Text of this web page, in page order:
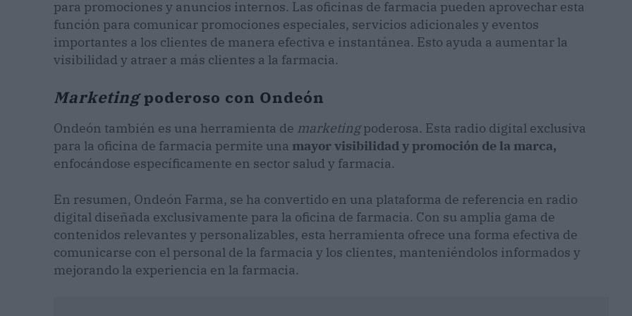
para promociones y anuncios internos. Las oficinas de farmacia pueden aprovechar esta
función para comunicar promociones especiales, servicios adicionales y eventos
importantes a los clientes de manera efectiva e instantánea. Esto ayuda a aumentar la
visibilidad y atraer a más clientes a la farmacia.
Marketingpoderoso con Ondeón
Ondeón también es una herramienta de marketingpoderosa. Esta radio digital exclusiva
para la oficina de farmacia permite una mayor visibilidad y promoción de la marca,
enfocándose específicamente en sector salud y farmacia.
En resumen, Ondeón Farma, se ha convertido en una plataforma de referencia en radio
digital diseñada exclusivamente para la oficina de farmacia. Con su amplia gama de
contenidos relevantes y personalizables, esta herramienta ofrece una forma efectiva de
comunicarse con el personal de la farmacia y los clientes, manteniéndolos informados y
mejorando la experiencia en la farmacia.